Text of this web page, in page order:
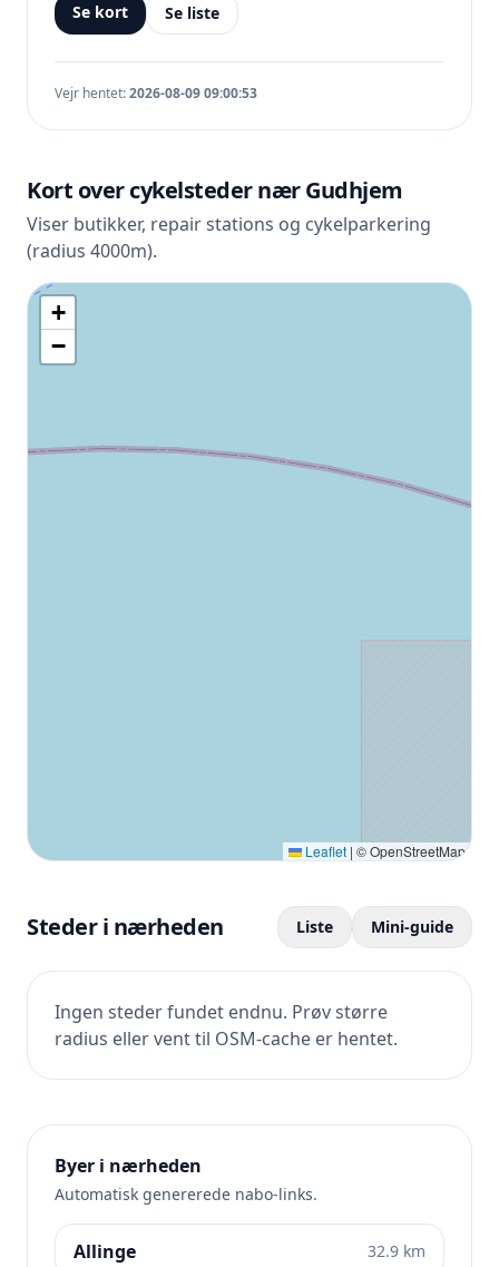
Se kort Se liste
Vejr hentet:2026-08-09 09:00:53
Kort over cykelsteder nær Gudhjem
Viser butikker, repair stations og cykelparkering
(radius 4000m).
+
−
Leaflet | © OpenStreetMap
Steder i nærheden Liste Mini-guide
Ingen steder fundet endnu. Prøv større
radius eller vent til OSM-cache er hentet.
Byer i nærheden
Automatisk genererede nabo-links.
Allinge 32.9 km